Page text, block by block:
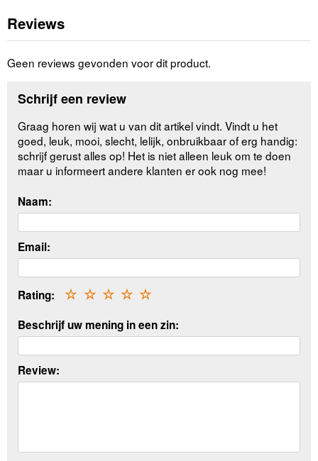
Reviews
Geen reviews gevonden voor dit product.
Schrijf een review
Graag horen wij wat u van dit artikel vindt. Vindt u het
goed, leuk, mooi, slecht, lelijk, onbruikbaar of erg handig:
schrijf gerust alles op! Het is niet alleen leuk om te doen
maar u informeert andere klanten er ook nog mee!
Naam:
Email:
Rating: ☆
☆
☆
☆
☆
Beschrijf uw mening in een zin:
Review: